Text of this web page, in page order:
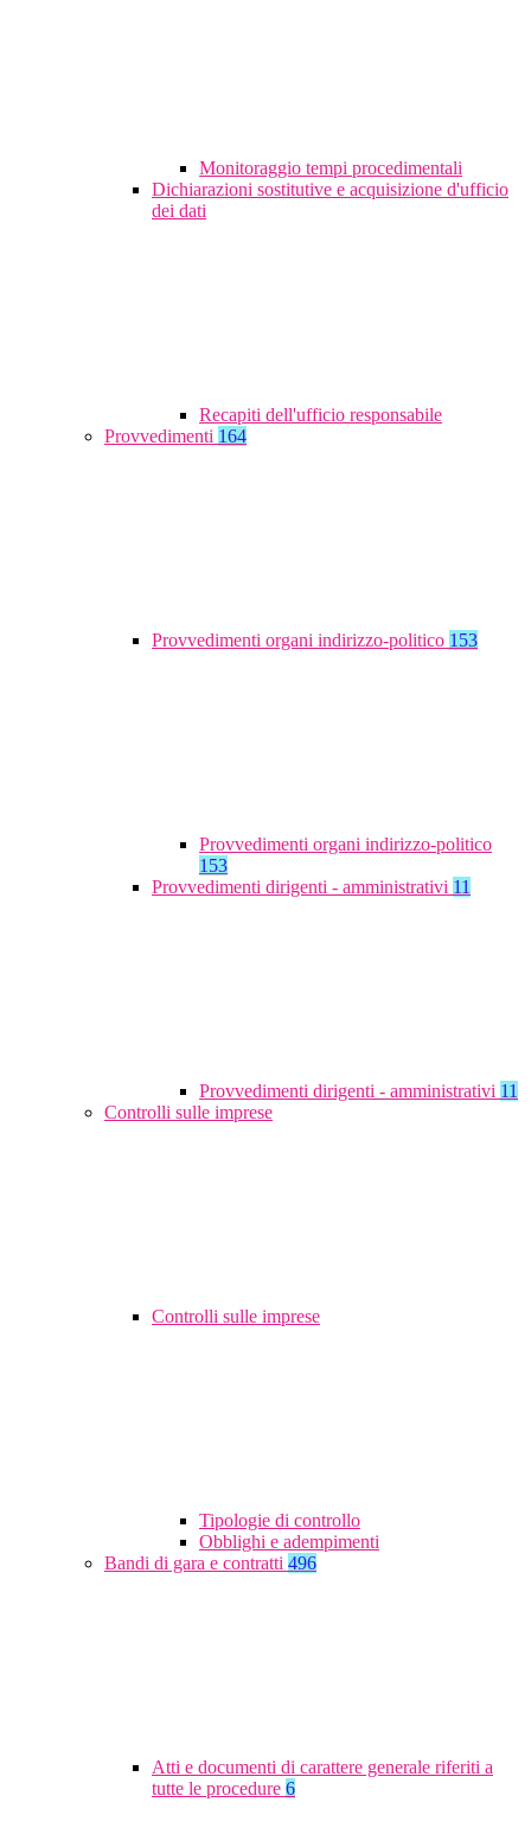
Monitoraggio tempi procedimentali
Dichiarazioni sostitutive e acquisizione d'ufficio
dei dati
Recapiti dell'ufficio responsabile
Provvedimenti 164
Provvedimenti organi indirizzo-politico 153
Provvedimenti organi indirizzo-politico
153
Provvedimenti dirigenti - amministrativi 11
Provvedimenti dirigenti - amministrativi 11
Controlli sulle imprese
Controlli sulle imprese
Tipologie di controllo
Obblighi e adempimenti
Bandi di gara e contratti 496
Atti e documenti di carattere generale riferiti a
tutte le procedure 6